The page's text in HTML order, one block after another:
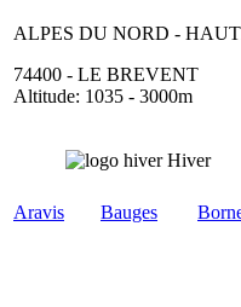
ALPES DU NORD -
74400 - LE BREVENT
Altitude: 1035 - 3000m
Hiver
Aravis Bauges